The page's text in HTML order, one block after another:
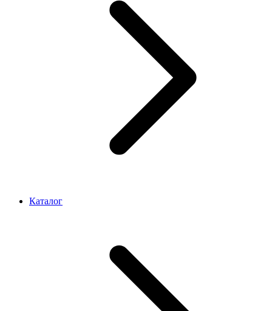
Каталог